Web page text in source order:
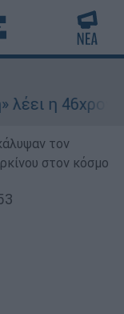
46χρονη - Τι
τον
στον κόσμο